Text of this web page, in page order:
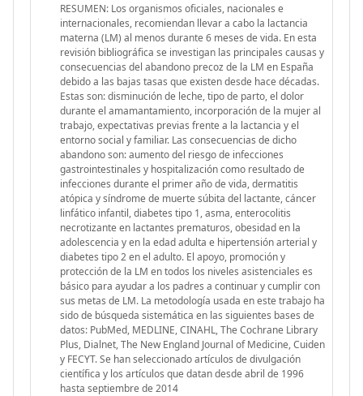
RESUMEN: Los organismos oficiales, nacionales e
internacionales, recomiendan llevar a cabo la lactancia
materna (LM) al menos durante 6 meses de vida. En esta
revisión bibliográfica se investigan las principales causas y
consecuencias del abandono precoz de la LM en España
debido a las bajas tasas que existen desde hace décadas.
Estas son: disminución de leche, tipo de parto, el dolor
durante el amamantamiento, incorporación de la mujer al
trabajo, expectativas previas frente a la lactancia y el
entorno social y familiar. Las consecuencias de dicho
abandono son: aumento del riesgo de infecciones
gastrointestinales y hospitalización como resultado de
infecciones durante el primer año de vida, dermatitis
atópica y síndrome de muerte súbita del lactante, cáncer
linfático infantil, diabetes tipo 1, asma, enterocolitis
necrotizante en lactantes prematuros, obesidad en la
adolescencia y en la edad adulta e hipertensión arterial y
diabetes tipo 2 en el adulto. El apoyo, promoción y
protección de la LM en todos los niveles asistenciales es
básico para ayudar a los padres a continuar y cumplir con
sus metas de LM. La metodología usada en este trabajo ha
sido de búsqueda sistemática en las siguientes bases de
datos: PubMed, MEDLINE, CINAHL, The Cochrane Library
Plus, Dialnet, The New England Journal of Medicine, Cuiden
y FECYT. Se han seleccionado artículos de divulgación
científica y los artículos que datan desde abril de 1996
hasta septiembre de 2014